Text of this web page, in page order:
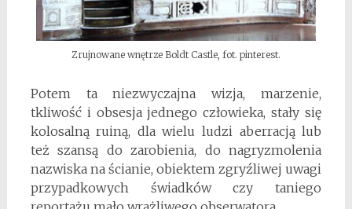
Zrujnowane wnętrze Boldt Castle, fot. pinterest.
Potem ta niezwyczajna wizja, marzenie,
tkliwość i obsesja jednego człowieka, stały się
kolosalną ruiną, dla wielu ludzi aberracją lub
też szansą do zarobienia, do nagryzmolenia
nazwiska na ścianie, obiektem zgryźliwej uwagi
przypadkowych świadków czy taniego